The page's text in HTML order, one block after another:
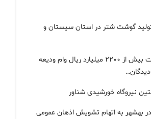
گوشت شتر در استان سیستان و
تسهیل در پرداخت بیش از ۲۲۰۰ میلیارد ریال وام ودیعه
نیروگاه خورشیدی شناور